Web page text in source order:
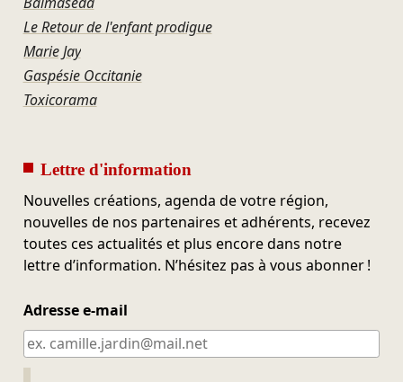
Le Retour de l'enfant prodigue
Marie Jay
Gaspésie Occitanie
Toxicorama
Lettre d'information
Nouvelles créations, agenda de votre région,
nouvelles de nos partenaires et adhérents, recevez
toutes ces actualités et plus encore dans notre
lettre d’information. N’hésitez pas à vous abonner !
Adresse e-mail